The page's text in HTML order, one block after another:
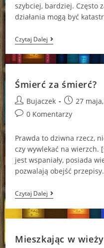
szybciej, bardziej. Często
działania mogą być
Czytaj DalejDzień,
W
Którym
Rozpadł
Świat
Anna
Benning
Śmierć za śmierć?
Post
author:
Bujaczek
Post
published:
27
Post0 Komentarzy
Prawda to dziwna rzecz,
czy wywlekać na wierzch.
jest wspaniały, posiada
pozwalają obejść
Czytaj DalejŚmierć
Za
Śmierć?
Mieszkając w wieży